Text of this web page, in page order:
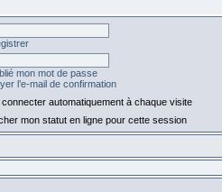
mon mot de passe
l’e-mail de confirmation
connecter automatiquement à chaque visite
mon statut en ligne pour cette session